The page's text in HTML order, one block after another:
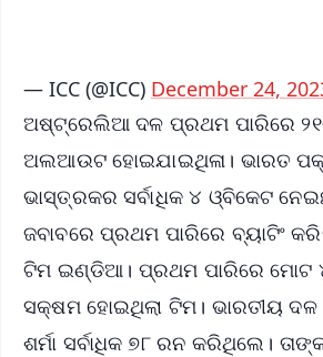
— ICC (@ICC) December 24,
ଅଷ୍ଟ୍ରେଲିଆ ଦଳ ପ୍ରଥମ ପାରିରେ
ଅଲଆଉଟ ହୋଇଯାଇଥିଳା। ଭାରତ
ଭାସ୍ତ୍ରକର ସର୍ବାଧିକ ୪ ଓ୍ବିକେଟ
ଜବାବରେ ପ୍ରଥମ ପାରିରେ ବ୍ୟାଟିଂ
ଟିମ ଇଣ୍ଡିଆ। ପ୍ରଥମ ପାରିରେ ମୋଟ
ସକ୍ଷମ ହୋଇଥିଲା ଟିମ। ଭାରତୀୟ
ଶର୍ମା ସର୍ବାଧିକ ୭୮ ରନ କରିଥିଲେ।